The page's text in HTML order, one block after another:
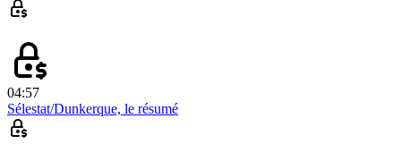
04:57
Sélestat/Dunkerque, le résumé